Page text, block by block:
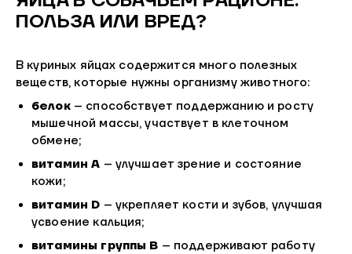
ПОЛЬЗА ИЛИ ВРЕД?
В куриных яйцах содержится много полезных
веществ, которые нужны организму животного:
белок– способствует поддержанию и росту
мышечной массы, участвует в клеточном
обмене;
витамин А – улучшает зрение и состояние
кожи;
витамин D – укрепляет кости и зубов, улучшая
усвоение кальция;
витамины группы B – поддерживают работу